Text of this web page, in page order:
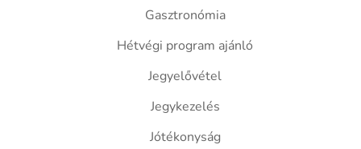
Gasztronómia
Hétvégi program ajánló
Jegyelővétel
Jegykezelés
Jótékonyság